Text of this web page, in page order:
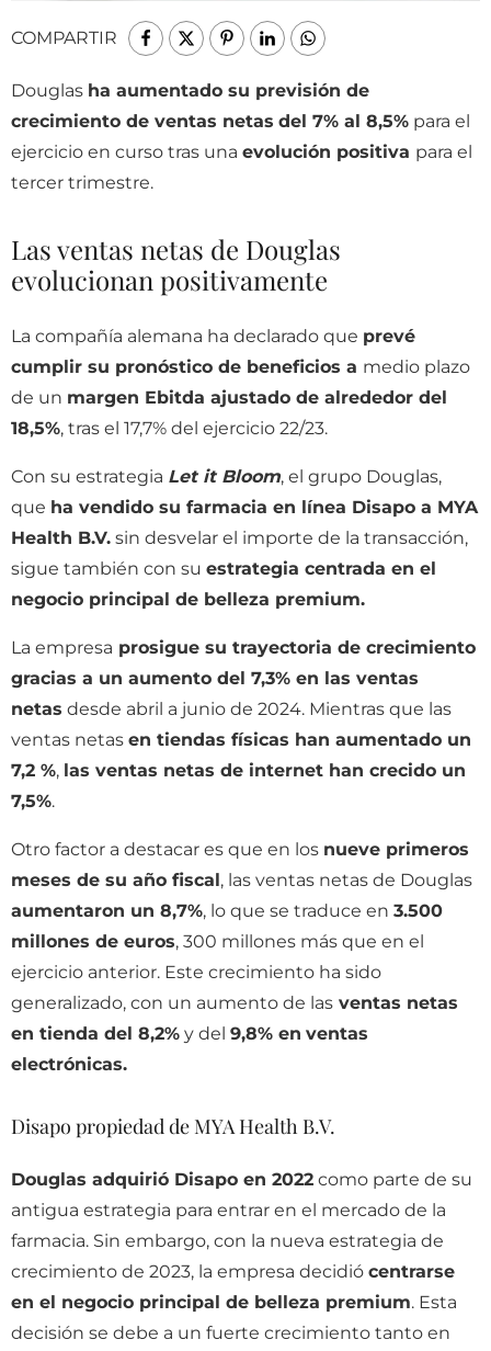
COMPARTIR
Douglas ha aumentado su previsión de
crecimiento de ventas netas del 7% al 8,5% para el
ejercicio en curso tras una evolución positiva para el
tercer trimestre.
Las ventas netas de Douglas
evolucionan positivamente
La compañía alemana ha declarado que prevé
cumplir su pronóstico de beneficios a medio plazo
de un margen Ebitda ajustado de alrededor del
18,5%, tras el 17,7% del ejercicio 22/23.
Con su estrategia Let it Bloom, el grupo Douglas,
que ha vendido su farmacia en línea Disapo a MYA
Health B.V. sin desvelar el importe de la transacción,
sigue también con su estrategia centrada en el
negocio principal de belleza premium.
La empresa prosigue su trayectoria de crecimiento
gracias a un aumento del 7,3% en las ventas
netas desde abril a junio de 2024. Mientras que las
ventas netas en tiendas físicas han aumentado un
7,2 %, las ventas netas de internet han crecido un
7,5%.
Otro factor a destacar es que en los nueve primeros
meses de su año fiscal, las ventas netas de Douglas
aumentaron un 8,7%, lo que se traduce en 3.500
millones de euros, 300 millones más que en el
ejercicio anterior. Este crecimiento ha sido
generalizado, con un aumento de las ventas netas
en tienda del 8,2% y del 9,8% en ventas
electrónicas.
Disapo propiedad de MYA Health B.V.
Douglas adquirió Disapo en 2022 como parte de su
antigua estrategia para entrar en el mercado de la
farmacia. Sin embargo, con la nueva estrategia de
crecimiento de 2023, la empresa decidió centrarse
en el negocio principal de belleza premium. Esta
decisión se debe a un fuerte crecimiento tanto en